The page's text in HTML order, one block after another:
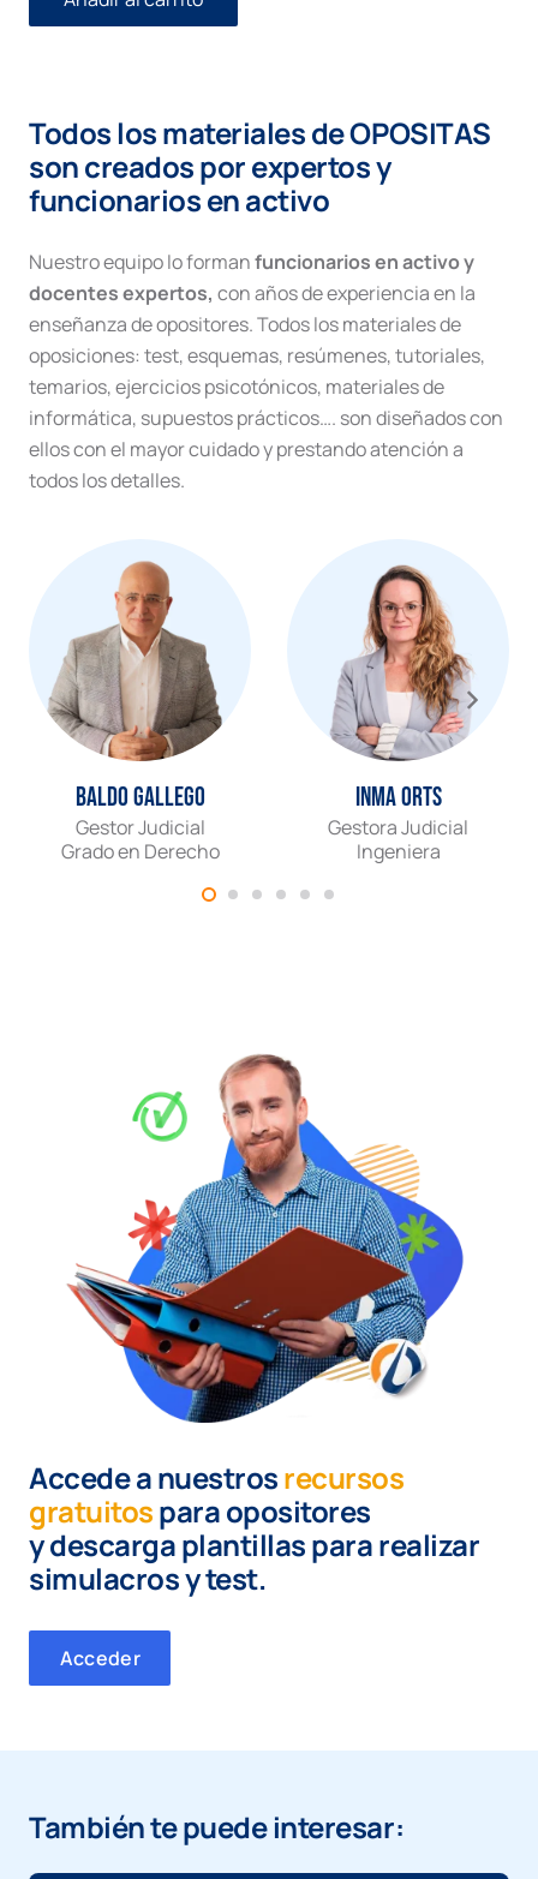
Penal
I
de
Casación
y
Apelación
Todos los materiales de OPOSITAS
son creados por expertos y
funcionarios en activo
Nuestro equipo lo formanfuncionarios en activo y
docentes expertos, con años de experiencia en la
enseñanza de opositores. Todos los materiales de
oposiciones: test, esquemas, resúmenes, tutoriales,
temarios, ejercicios psicotónicos, materiales de
informática, supuestos prácticos…. son diseñados con
ellos con el mayor cuidado y prestando atención a
todos los detalles.
Baldo Gallego
Gestor Judicial
Grado en Derecho
Inma Orts
Gestora Judicial
Ingeniera
Accede a nuestrosrecursos
gratuitospara opositores
ydescarga plantillas para realizar
simulacros y test.
Acceder
También te puede interesar: